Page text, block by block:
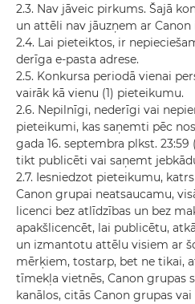
2.3. Nav jāveic pirkums. Šajā
un attēli nav jāuzņem ar Canon
2.4. Lai pieteiktos, ir
derīga e-pasta adrese.
2.5. Konkursa periodā vienai
vairāk kā vienu (1) pieteikumu.
2.6. Nepilnīgi, nederīgi vai
pieteikumi, kas saņemti pēc
gada 16. septembra plkst. 23:59
tikt publicēti vai saņemt
2.7. Iesniedzot pieteikumu,
Canon grupai neatsaucamu,
licenci bez atlīdzības un bez
apakšlicencēt, lai publicētu,
un izmantotu attēlu visiem ar
mērķiem, tostarp, bet ne tikai,
tīmekļa vietnēs, Canon grupas
kanālos, citās Canon grupas vai